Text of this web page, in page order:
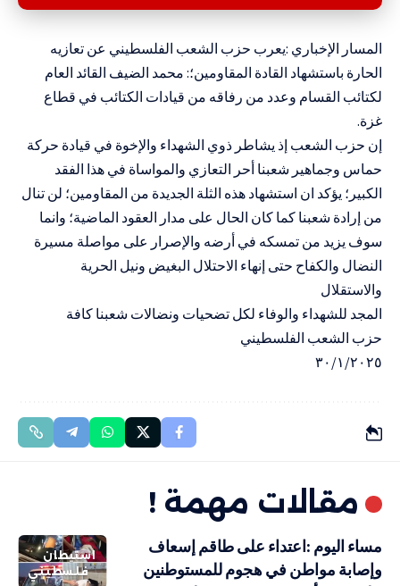
المسار الإخباري :يعرب حزب الشعب الفلسطيني عن تعازيه
الحارة باستشهاد القادة المقاومين؛: محمد الضيف القائد العام
لكتائب القسام وعدد من رفاقه من قيادات الكتائب في قطاع
غزة.
إن حزب الشعب إذ يشاطر ذوي الشهداء والإخوة في قيادة حركة
حماس وجماهير شعبنا أحر التعازي والمواساة في هذا الفقد
الكبير؛ يؤكد ان استشهاد هذه الثلة الجديدة من المقاومين؛ لن تنال
من إرادة شعبنا كما كان الحال على مدار العقود الماضية؛ وانما
سوف يزيد من تمسكه في أرضه والإصرار على مواصلة مسيرة
النضال والكفاح حتى إنهاء الاحتلال البغيض ونيل الحرية
والاستقلال
المجد للشهداء والوفاء لكل تضحيات ونضالات شعبنا كافة
حزب الشعب الفلسطيني
٣٠/١/٢٠٢٥
مقالات مهمة !
استيطان
فلسطيني
مساء اليوم :اعتداء على طاقم إسعاف
وإصابة مواطن في هجوم للمستوطنين